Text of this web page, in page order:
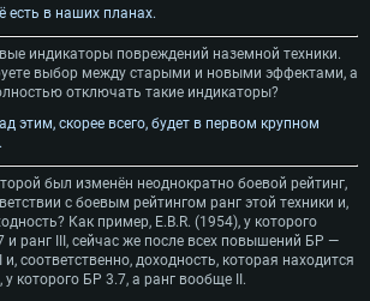
есть в наших планах.
индикаторы повреждений наземной техники.
выбор между старыми и новыми эффектами, а
отключать такие индикаторы?
этим, скорее всего, будет в первом крупном
был изменён неоднократно боевой рейтинг,
с боевым рейтингом ранг этой техники и,
Как пример, E.B.R. (1954), у которого
ранг III, сейчас же после всех повышений БР —
и, соответственно, доходность, которая находится
у которого БР 3.7, а ранг вообще II.